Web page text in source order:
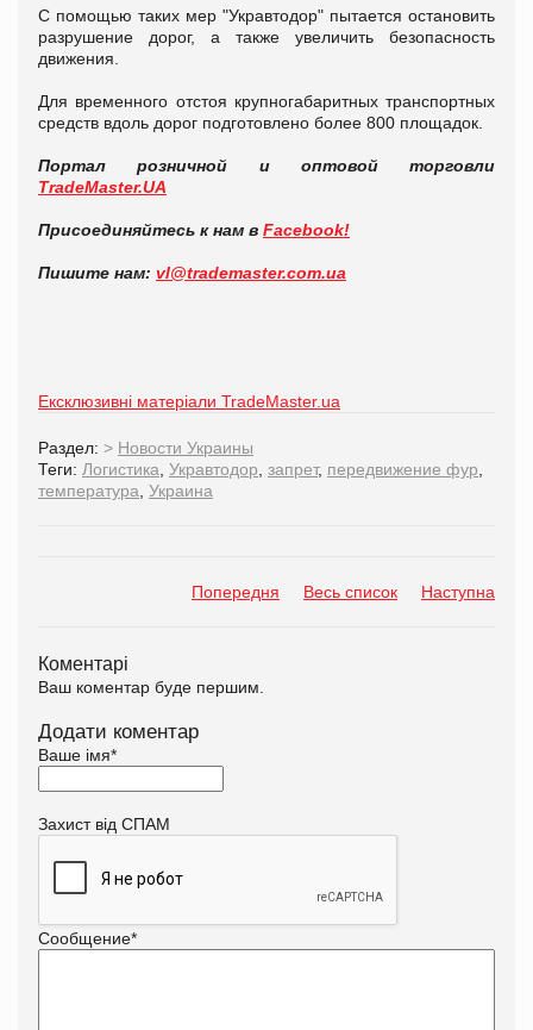
С помощью таких мер "Укравтодор" пытается остановить
разрушение дорог, а также увеличить безопасность
движения.
Для временного отстоя крупногабаритных транспортных
средств вдоль дорог подготовлено более 800 площадок.
Портал розничной и оптовой торговли
TradeMaster.UA
Присоединяйтесь к нам в Facebook!
Пишите нам: vl@trademaster.com.ua
Ексклюзивні матеріали TradeMaster.ua
Раздел: > Новости Украины
Теги: Логистика Укравтодор запрет, передвижение фур
температура Украина
Попередня Весь список Наступна
Коментарі
Ваш коментар буде першим.
Додати коментар
Ваше імя*
Захист від СПАМ
Сообщение*